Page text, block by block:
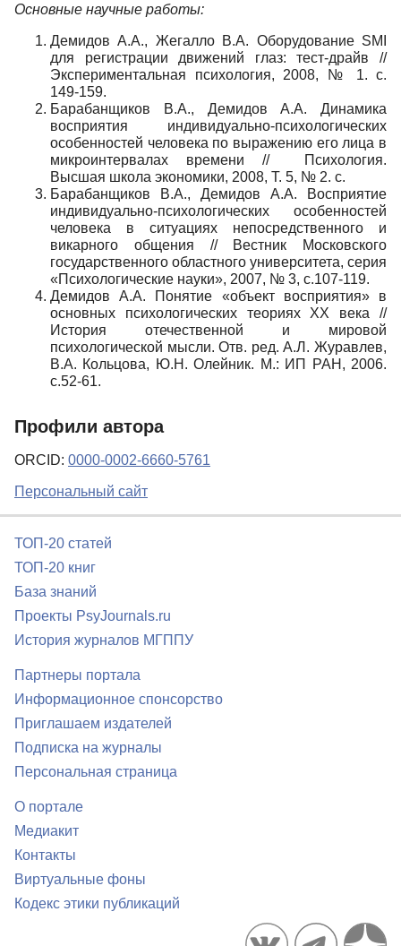
Основные научные работы:
Демидов А.А., Жегалло В.А. Оборудование SMI
для регистрации движений глаз: тест-драйв //
Экспериментальная психология, 2008, № 1. с.
149-159.
Барабанщиков В.А., Демидов А.А. Динамика
восприятия индивидуально-психологических
особенностей человека по выражению его лица в
микроинтервалах времени // Психология.
Высшая школа экономики, 2008, Т. 5, № 2. с.
Барабанщиков В.А., Демидов А.А. Восприятие
индивидуально-психологических особенностей
человека в ситуациях непосредственного и
викарного общения // Вестник Московского
государственного областного университета, серия
«Психологические науки», 2007, № 3, с.107-119.
Демидов А.А. Понятие «объект восприятия» в
основных психологических теориях XX века //
История отечественной и мировой
психологической мысли. Отв. ред. А.Л. Журавлев,
В.А. Кольцова, Ю.Н. Олейник. М.: ИП РАН, 2006.
с.52-61.
Профили автора
ORCID: 0000-0002-6660-5761
Персональный сайт
ТОП-20 статей
ТОП-20 книг
База знаний
Проекты PsyJournals.ru
История журналов МГППУ
Партнеры портала
Информационное спонсорство
Приглашаем издателей
Подписка на журналы
Персональная страница
О портале
Медиакит
Контакты
Виртуальные фоны
Кодекс этики публикаций